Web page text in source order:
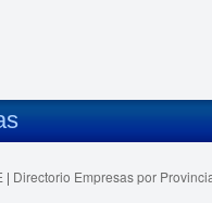
| Directorio Empresas por